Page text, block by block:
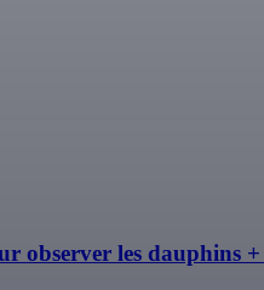
les dauphins +